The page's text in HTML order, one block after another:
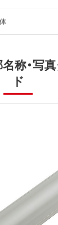
名称・写
ド